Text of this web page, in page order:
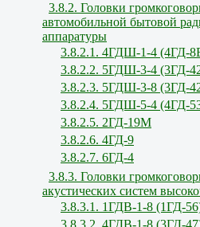
3.8.2. Головки
автомобильной бытовой
аппаратуры
3.8.2.1. 4ГДШ-1-4 (4ГД-
3.8.2.2. 5ГДШ-3-4 (3ГД-
3.8.2.3. 5ГДШ-3-8 (3ГД-
3.8.2.4. 5ГДШ-5-4 (4ГД-
3.8.2.5. 2ГД-19М
3.8.2.6. 4ГД-9
3.8.2.7. 6ГД-4
3.8.3. Головки
акустических систем
3.8.3.1. 1ГДВ-1-8 (1ГД-